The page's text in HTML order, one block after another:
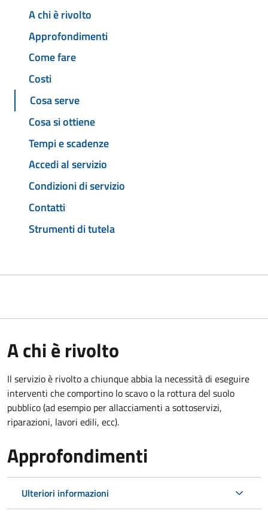
A chi è rivolto
Approfondimenti
Come fare
Costi
Cosa serve
Cosa si ottiene
Tempi e scadenze
Accedi al servizio
Condizioni di servizio
Contatti
Strumenti di tutela
A chi è rivolto
Il servizio è rivolto a chiunque abbia la necessità di eseguire
interventi che comportino lo scavo o la rottura del suolo
pubblico (ad esempio per allacciamenti a sottoservizi,
riparazioni, lavori edili, ecc).
Approfondimenti
Ulteriori informazioni